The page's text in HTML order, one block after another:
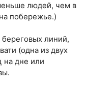
людей, чем в
побережье.)
линий,
(одна из двух
на дне или